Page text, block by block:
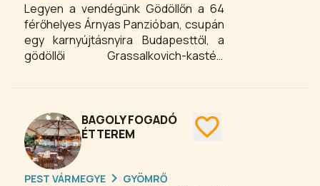
Legyen a vendégünk Gödöllőn a 64
férőhelyes Árnyas Panzióban, csupán
egy karnyújtásnyira Budapesttől, a
gödöllői Grassalkovich-kastély
kertkapcsolatos rendezvénytermünk
céges rendezvények, állófogadások,
zenés rendezvények, konferenciák,
szakmai képzések, családi
összejövetelek számára is.
BAGOLY FOGADÓ
ÉTTEREM
PEST VÁRMEGYE GYÖMRŐ